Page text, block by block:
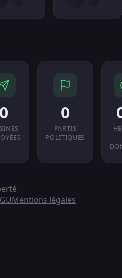
0 0
PARTIS
POLITIQUES
Mentions légales